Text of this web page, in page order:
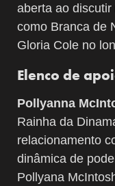
aberta ao
como Branca de
Gloria Cole no
Elenco de
Pollyanna
Rainha da
relacionamento
dinâmica de
Pollyana